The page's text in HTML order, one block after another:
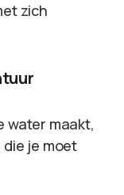
zich
water maakt,
je moet